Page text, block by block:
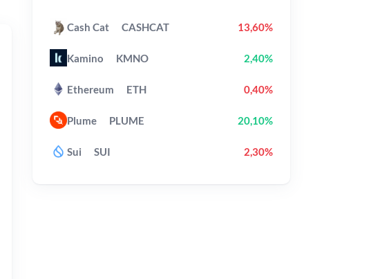
Cash Cat CASHCAT 13,60%
Kamino KMNO 2,40%
Ethereum ETH 0,40%
Plume PLUME 20,10%
Sui SUI 2,30%